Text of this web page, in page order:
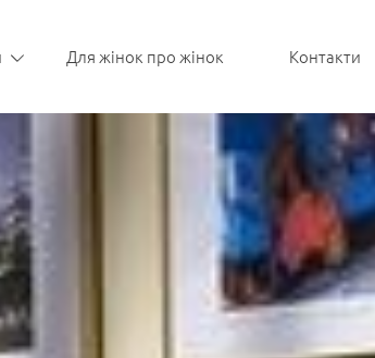
Для жінок про жінок Контакти